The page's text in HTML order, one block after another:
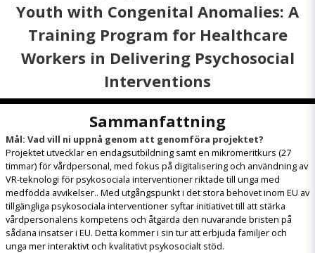
Youth with Congenital Anomalies: A
Training Program for Healthcare
Workers in Delivering Psychosocial
Interventions
Sammanfattning
Mål: Vad vill ni uppnå genom att genomföra projektet?
Projektet utvecklar en endagsutbildning samt en mikromeritkurs (27
timmar) för vårdpersonal, med fokus på digitalisering och användning av
VR-teknologi för psykosociala interventioner riktade till unga med
medfödda avvikelser.. Med utgångspunkt i det stora behovet inom EU av
tillgängliga psykosociala interventioner syftar initiativet till att stärka
vårdpersonalens kompetens och åtgärda den nuvarande bristen på
sådana insatser i EU. Detta kommer i sin tur att erbjuda familjer och
unga mer interaktivt och kvalitativt psykosocialt stöd.